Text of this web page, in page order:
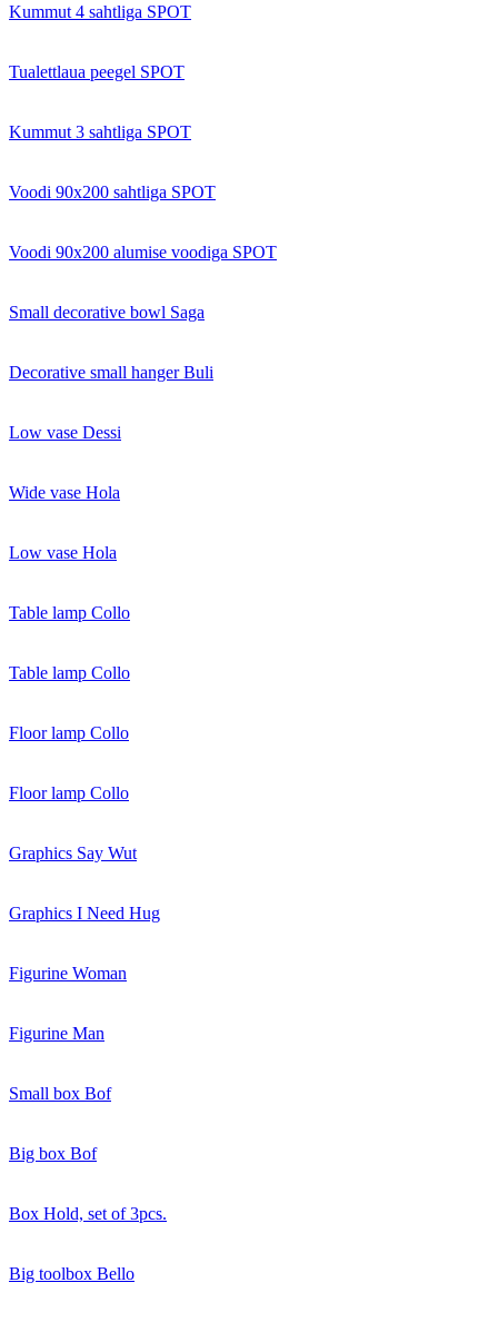
Kummut 4 sahtliga SPOT
Tualettlaua peegel SPOT
Kummut 3 sahtliga SPOT
Voodi 90x200 sahtliga SPOT
Voodi 90x200 alumise voodiga SPOT
Small decorative bowl Saga
Decorative small hanger Buli
Low vase Dessi
Wide vase Hola
Low vase Hola
Table lamp Collo
Table lamp Collo
Floor lamp Collo
Floor lamp Collo
Graphics Say Wut
Graphics I Need Hug
Figurine Woman
Figurine Man
Small box Bof
Big box Bof
Box Hold, set of 3pcs.
Big toolbox Bello